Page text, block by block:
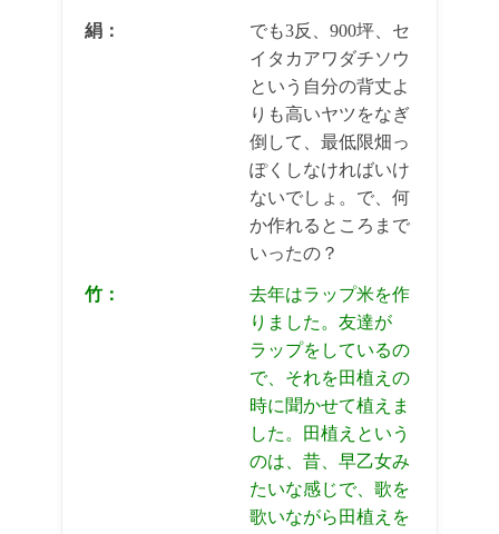
絹：
でも3反、900坪、セ
イタカアワダチソウ
という自分の背丈よ
りも高いヤツをなぎ
倒して、最低限畑っ
ぽくしなければいけ
ないでしょ。で、何
か作れるところまで
いったの？
竹：
去年はラップ米を作
りました。友達が
ラップをしているの
で、それを田植えの
時に聞かせて植えま
した。田植えという
のは、昔、早乙女み
たいな感じで、歌を
歌いながら田植えを